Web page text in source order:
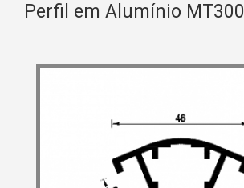
Perfil em Alumínio MT300